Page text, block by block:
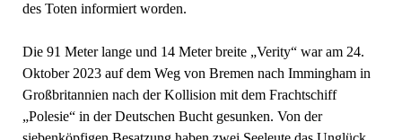
des Toten informiert worden.
Die 91 Meter lange und 14 Meter breite „Verity“ war am 24.
Oktober 2023 auf dem Weg von Bremen nach Immingham in
Großbritannien nach der Kollision mit dem Frachtschiff
„Polesie“ in der Deutschen Bucht gesunken. Von der